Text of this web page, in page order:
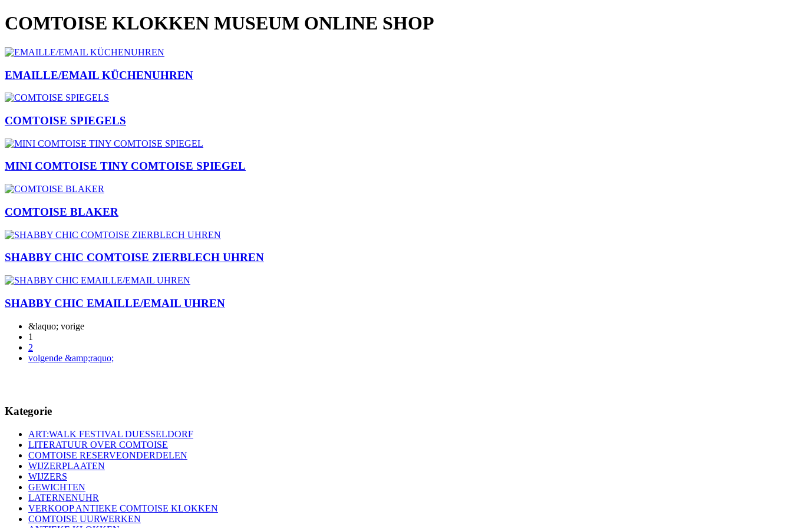
COMTOISE KLOKKEN MUSEUM ONLINE SHOP
EMAILLE/EMAIL KÜCHENUHREN
COMTOISE SPIEGELS
MINI COMTOISE TINY COMTOISE SPIEGEL
COMTOISE BLAKER
SHABBY CHIC COMTOISE ZIERBLECH UHREN
SHABBY CHIC EMAILLE/EMAIL UHREN
&laquo; vorige
1
2
volgende &amp;raquo;
Kategorie
ART:WALK FESTIVAL DUESSELDORF
LITERATUUR OVER COMTOISE
COMTOISE RESERVEONDERDELEN
WIJZERPLAATEN
WIJZERS
GEWICHTEN
LATERNENUHR
VERKOOP ANTIEKE COMTOISE KLOKKEN
COMTOISE UURWERKEN